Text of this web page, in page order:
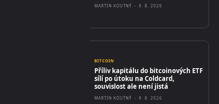
MARTIN KOUTNÝ - 9. 8. 2026
BITCOIN
Příliv kapitálu do bitcoinových ETF
sílí po útoku na Coldcard,
souvislost ale není jistá
MARTIN KOUTNÝ - 9. 8. 2026